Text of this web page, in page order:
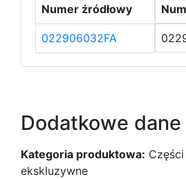
Numer źródłowy
022906032FA
Dodatkowe dane
Kategoria produktowa:
ekskluzywne